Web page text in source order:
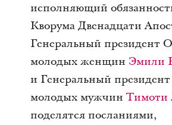
исполняющий
Кворума Двенадцати
Генеральный президент
молодых женщин Эмили
и Генеральный
молодых мужчин Тимоти
поделятся посланиями,